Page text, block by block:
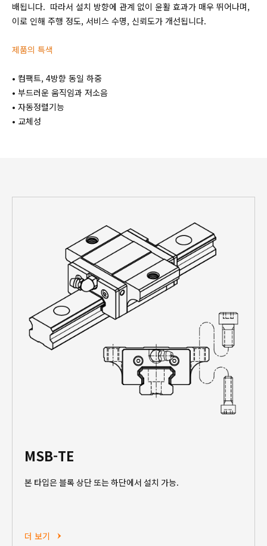
배됩니다. 따라서 설치 방향에 관계 없이 윤활 효과가 매우 뛰어나며,
이로 인해 주행 정도, 서비스 수명, 신뢰도가 개선됩니다.
제품의 특색
• 컴팩트, 4방향 동일 하중
• 부드러운 움직임과 저소음
• 자동정렬기능
• 교체성
MSB-TE
본 타입은 블록 상단 또는 하단에서 설치 가능.
더 보기